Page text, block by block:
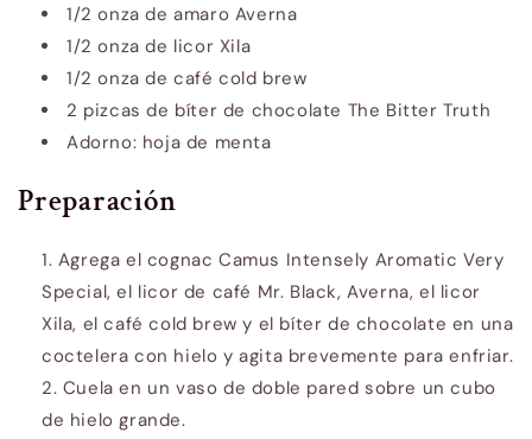
1/2 onza de amaro Averna
1/2 onza de licor Xila
1/2 onza de café cold brew
2 pizcas de bíter de chocolate The Bitter Truth
Adorno: hoja de menta
Preparación
Agrega el cognac Camus Intensely Aromatic Very
Special, el licor de café Mr. Black, Averna, el licor
Xila, el café cold brew y el bíter de chocolate en una
coctelera con hielo y agita brevemente para enfriar.
Cuela en un vaso de doble pared sobre un cubo
de hielo grande.